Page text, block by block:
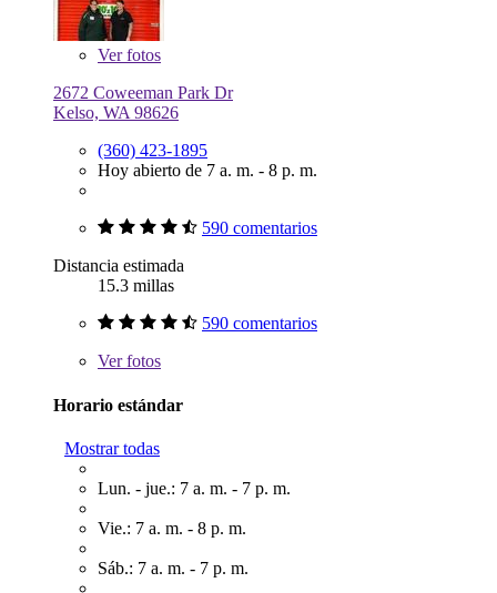
Verfotos
2672 Coweeman Park Dr
Kelso, WA 98626
(360) 423-1895
Hoy abierto de 7 a. m. - 8 p. m.
590 comentarios
Distancia estimada
15.3 millas
590 comentarios
Verfotos
Horario estándar
Mostrar todas
Lun. - jue.: 7 a. m. - 7 p. m.
Vie.: 7 a. m. - 8 p. m.
Sáb.: 7 a. m. - 7 p. m.